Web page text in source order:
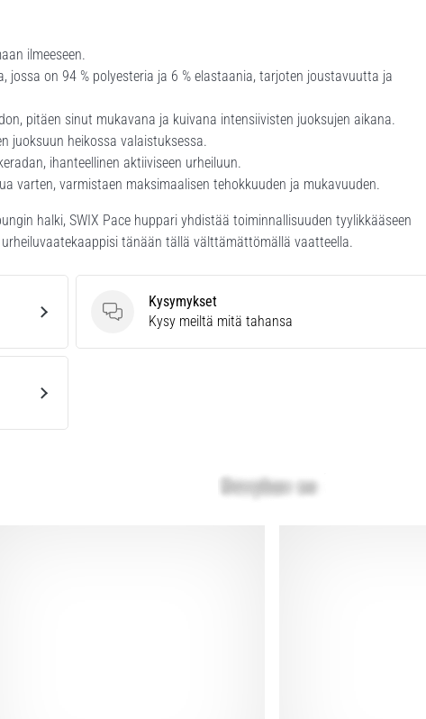
ilmeeseen.
jossa on 94 % polyesteria ja 6 % elastaania, tarjoten joustavuutta ja
pitäen sinut mukavana ja kuivana intensiivisten juoksujen aikana.
juoksuun heikossa valaistuksessa.
ihanteellinen aktiiviseen urheiluun.
varten, varmistaen maksimaalisen tehokkuuden ja mukavuuden.
halki, SWIX Pace huppari yhdistää toiminnallisuuden tyylikkääseen
tänään tällä välttämättömällä vaatteella.
Kysymykset
Kysymykset
Kysy meiltä mitä tahansa